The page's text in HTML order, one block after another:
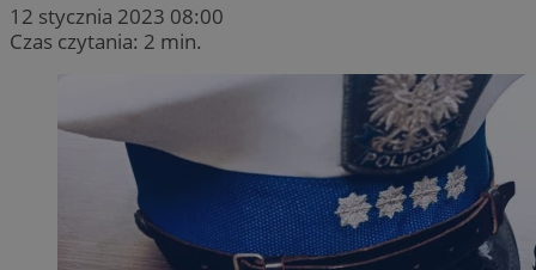
12 stycznia 2023 08:00
Czas czytania: 2 min.